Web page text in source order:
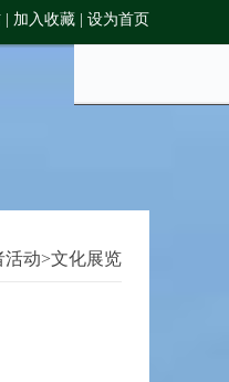
加入收藏 设为首页
活动>文化展览